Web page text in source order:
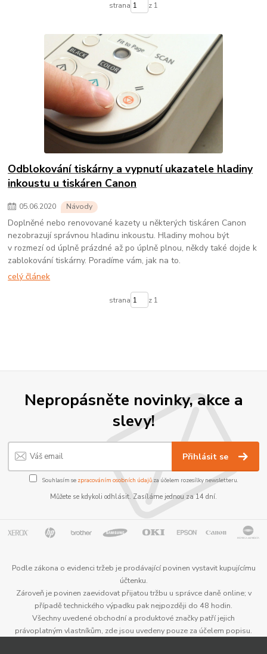
strana z 1
Odblokování tiskárny a vypnutí ukazatele hladiny
inkoustu u tiskáren Canon
05.06.2020 Návody
Doplněné nebo renovované kazety u některých tiskáren Canon
nezobrazují správnou hladinu inkoustu. Hladiny mohou být
v rozmezí od úplně prázdné až po úplně plnou, někdy také dojde k
zablokování tiskárny. Poradíme vám, jak na to.
celý článek
strana z 1
Nepropásněte novinky, akce a
slevy!
Přihlásit se
Souhlasím se zpracováním osobních údajůza účelem rozesílky newsletteru.
Můžete se kdykoli odhlásit. Zasíláme jednou za 14 dní.
Podle zákona o evidenci tržeb je prodávající povinen vystavit kupujícímu
účtenku.
Zároveň je povinen zaevidovat přijatou tržbu u správce daně online; v
případě technického výpadku pak nejpozději do 48 hodin.
Všechny uvedené obchodní a produktové značky patří jejich
právoplatným vlastníkům, zde jsou uvedeny pouze za účelem popisu.